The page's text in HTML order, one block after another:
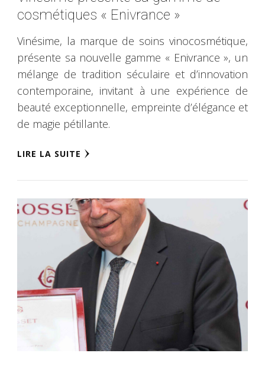
cosmétiques « Enivrance »
Vinésime, la marque de soins vinocosmétique,
présente sa nouvelle gamme « Enivrance », un
mélange de tradition séculaire et d’innovation
contemporaine, invitant à une expérience de
beauté exceptionnelle, empreinte d’élégance et
de magie pétillante.
LIRE LA SUITE